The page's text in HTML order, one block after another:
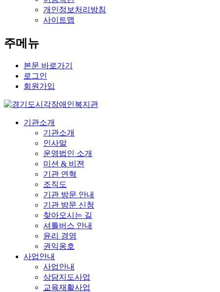
개인정보처리방침
사이트맵
주메뉴
본문 바로가기
로그인
회원가입
기관소개
기관소개
인사말
운영법인 소개
미션 & 비젼
기관 연혁
조직도
기관 방문 안내
기관 방문 신청
찾아오시는 길
셔틀버스 안내
윤리 경영
권익옹호
사업안내
사업안내
상담지도사업
교육재활사업